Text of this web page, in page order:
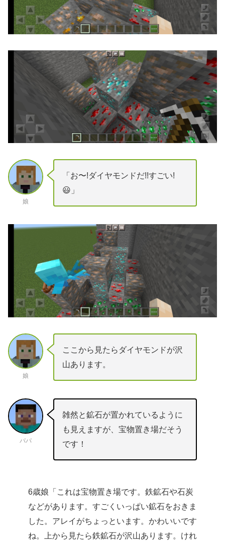
娘
「お〜!ダイヤモンドだ!!すごい!
😃」
娘
ここから見たらダイヤモンドが沢
山あります。
パパ
雑然と鉱石が置かれているように
も見えますが、宝物置き場だそう
です！
6歳娘「これは宝物置き場です。鉄鉱石や石炭
などがあります。すごくいっぱい鉱石をおきま
した。アレイがちょっといます。かわいいです
ね。上から見たら鉄鉱石が沢山あります。けれ